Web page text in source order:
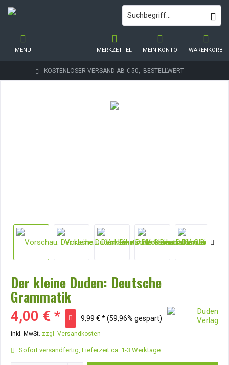
KOSTENLOSER VERSAND AB € 50,- BESTELLWERT
WARENKORB
MERKZETTEL MEIN KONTO
MENÜ
Der kleine Duden: Deutsche
Grammatik
4,00 € * 9,99 € *(59,96% gespart)
inkl. MwSt. zzgl. Versandkosten
Sofort versandfertig, Lieferzeit ca. 1-3 Werktage